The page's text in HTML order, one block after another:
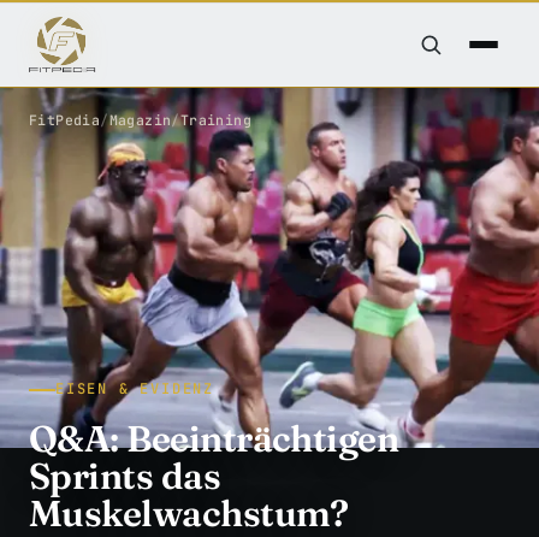
FitPedia/Magazin/Training
EISEN & EVIDENZ
Q&A: Beeinträchtigen
Sprints das
Muskelwachstum?